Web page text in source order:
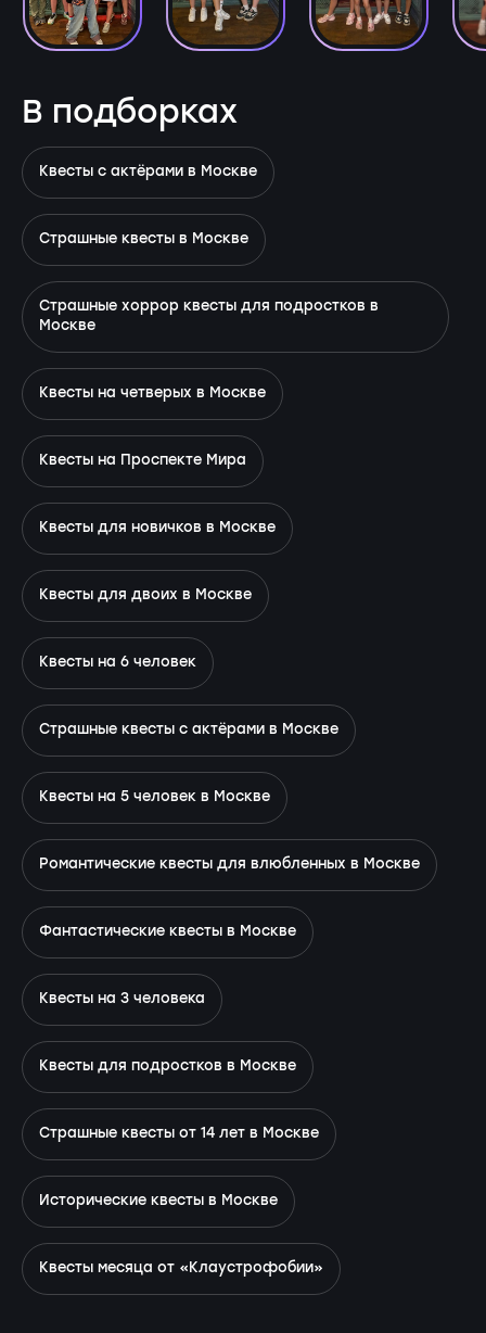
В подборках
Квесты с актёрами в Москве
Страшные квесты в Москве
Страшные хоррор квесты для подростков в
Москве
Квесты на четверых в Москве
Квесты на Проспекте Мира
Квесты для новичков в Москве
Квесты для двоих в Москве
Квесты на 6 человек
Страшные квесты с актёрами в Москве
Квесты на 5 человек в Москве
Романтические квесты для влюбленных в Москве
Фантастические квесты в Москве
Квесты на 3 человека
Квесты для подростков в Москве
Страшные квесты от 14 лет в Москве
Исторические квесты в Москве
Квесты месяца от «Клаустрофобии»